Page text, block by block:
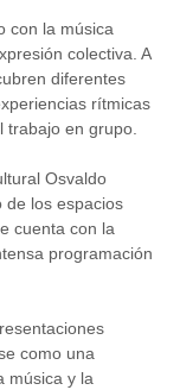
con la música
colectiva. A
diferentes
rítmicas
trabajo en grupo.
Osvaldo
los espacios
cuenta con la
programación
como una
música y la